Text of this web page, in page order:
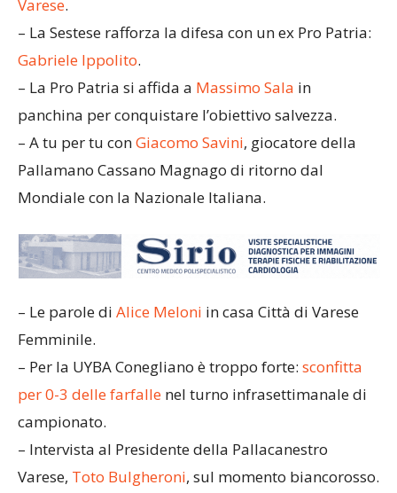
Varese.
– La Sestese rafforza la difesa con un ex Pro Patria:
Gabriele Ippolito.
– La Pro Patria si affida a Massimo Sala in
panchina per conquistare l’obiettivo salvezza.
– A tu per tu conGiacomo Savini, giocatore della
Pallamano Cassano Magnago di ritorno dal
Mondiale con la Nazionale Italiana.
– Le parole di Alice Meloni in casa Città di Varese
Femminile.
– Per la UYBA Conegliano è troppo forte: sconfitta
per 0-3 delle farfalle nel turno infrasettimanale di
campionato.
– Intervista al Presidente della Pallacanestro
Varese, Toto Bulgheroni, sul momento biancorosso.